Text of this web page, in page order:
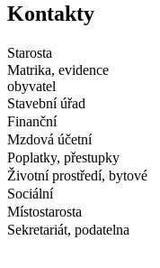
Kontakty
Starosta
Matrika, evidence
obyvatel
Stavební úřad
Finanční
Mzdová účetní
Poplatky, přestupky
Životní prostředí, bytové
Sociální
Místostarosta
Sekretariát, podatelna